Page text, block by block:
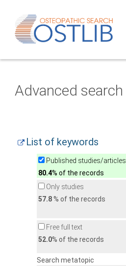
Advanced search
List of keywords
Published studies/articles
80.4% of the records
Only studies
57.8% of the records
Free full text
52.0% of the records
Search metatopic